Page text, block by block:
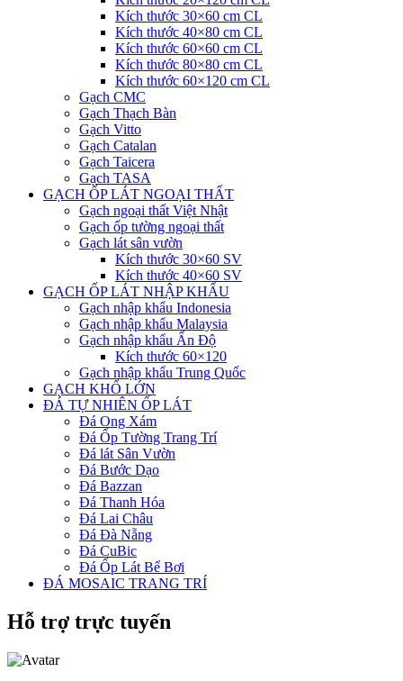
Kích thước 30×60 cm CL
Kích thước 40×80 cm CL
Kích thước 60×60 cm CL
Kích thước 80×80 cm CL
Kích thước 60×120 cm CL
Gạch CMC
Gạch Thạch Bàn
Gạch Vitto
Gạch Catalan
Gạch Taicera
Gạch TASA
GẠCH ỐP LÁT NGOẠI THẤT
Gạch ngoại thất Việt Nhật
Gạch ốp tường ngoại thất
Gạch lát sân vườn
Kích thước 30×60 SV
Kích thước 40×60 SV
GẠCH ỐP LÁT NHẬP KHẨU
Gạch nhập khẩu Indonesia
Gạch nhập khẩu Malaysia
Gạch nhập khẩu Ấn Độ
Kích thước 60×120
Gạch nhập khẩu Trung Quốc
GẠCH KHỔ LỚN
ĐÁ TỰ NHIÊN ỐP LÁT
Đá Ong Xám
Đá Ốp Tường Trang Trí
Đá lát Sân Vườn
Đá Bước Dạo
Đá Bazzan
Đá Thanh Hóa
Đá Lai Châu
Đá Đà Nẵng
Đá CuBic
Đá Ốp Lát Bể Bơi
ĐÁ MOSAIC TRANG TRÍ
Hỗ trợ trực tuyến